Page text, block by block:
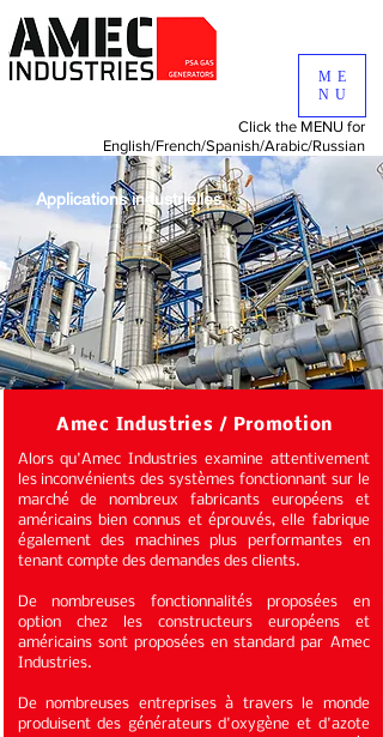
Click the MENU for
English/French/Spanish/Arabic/Russian
ME
NU
Applications industrielles
Amec Industries / Promotion
Alors qu'Amec Industries examine attentivement
les inconvénients des systèmes fonctionnant sur le
marché de nombreux fabricants européens et
américains bien connus et éprouvés, elle fabrique
également des machines plus performantes en
tenant compte des demandes des clients.
De nombreuses fonctionnalités proposées en
option chez les constructeurs européens et
américains sont proposées en standard par Amec
Industries.
De nombreuses entreprises à travers le monde
produisent des générateurs d'oxygène et d'azote